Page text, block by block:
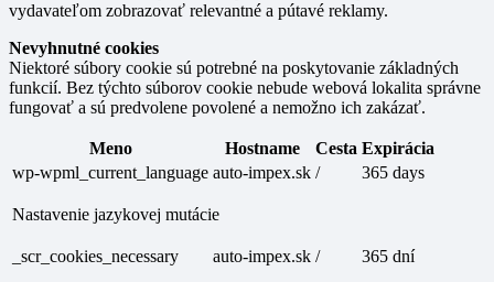
vydavateľom zobrazovať relevantné a pútavé reklamy.
Nevyhnutné cookies
Niektoré súbory cookie sú potrebné na poskytovanie základných
funkcií. Bez týchto súborov cookie nebude webová lokalita správne
fungovať a sú predvolene povolené a nemožno ich zakázať.
Meno Hostname Cesta Expirácia
wp-wpml_current_language auto-impex.sk / 365 days
Nastavenie jazykovej mutácie
_scr_cookies_necessary auto-impex.sk / 365 dní